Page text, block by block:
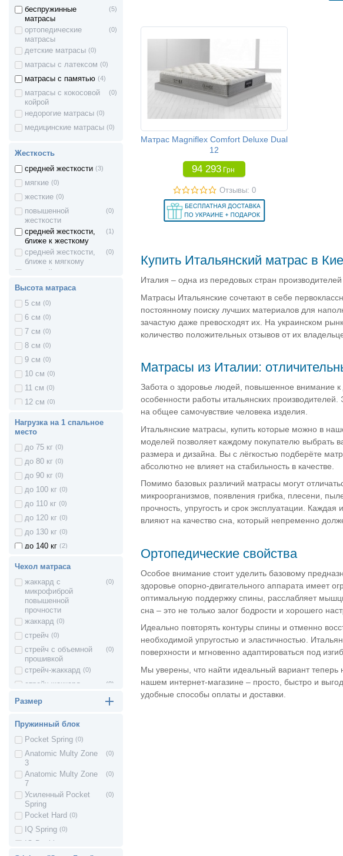
Матрасы Butterfly
Матрасы The Home
Матрасы Romance
Матрасы In Style
Матрасы Matroluxe
Матрасы Belsonno
Матрасы EMM
Матрасы Freedom
Матрасы Сонлайн
Матрасы Neolux Kids
Матрасы Сонель
Матрасы Regeneration
Матрасы King Mattresses
Матрасы Breckle
Матрасы Herbalis Kids
Матрасы Active
Матрасы Olympic
Матрасы ComFort
Матрасы Велам
Матрасы American Dream
Матрасы Шанс
Матрасы Ortomed
Матрасы Italflex
Матрасы Dormisan
Матрасы Doctor Health
Матрасы Sleep&Fly Fitness
Матрасы Sleep&Fly Silver
Edition
Матрасы Naturelle
Матрасы Shine
Матрасы Верес
Противопролежневые
матрасы
беспружинные
матрасы
(5)
ортопедические
матрасы
(0)
детские матрасы (0)
матрасы с латексом (0)
матрасы с памятью (4)
матрасы с кокосовой
койрой
(0)
недорогие матрасы (0)
медицинские матрасы (0)
Жесткость
средней жесткости (3)
мягкие (0)
жесткие (0)
повышенной
жесткости
(0)
средней жесткости,
ближе к жесткому
(1)
средней жесткости,
ближе к мягкому
(0)
другой жесткий
с одной стороны
средняя жесткость, с
другой мягкий
с одной стороны
жесткий, с другой
с одной стороны
жесткий, с другой
с одной стороны
жесткий, с другой
ближе к жесткому
с одной стороны
другой средняя
жесткость ближе к
Высота матраса
5 см (0)
6 см (0)
7 см (0)
8 см (0)
9 см (0)
10 см (0)
11 см (0)
12 см (0)
14 см
15 см
16 см
17 см
18 см (0)
19 см (0)
20 см (0)
21 см (0)
22 см (1)
24 см (0)
25 см (1)
26 см (0)
27 см (0)
(1)
29 см
30 см
31 см (0)
32 см (0)
33 см
35 см (0)
36 см (0)
Нагрузка на 1 спальное
место
до 75 кг (0)
до 80 кг (0)
до 90 кг (0)
до 100 кг (0)
до 110 кг (0)
до 120 кг (0)
до 130 кг (0)
до 140 кг (2)
до 170 кг (0)
до 180 кг (1)
до 200 кг
Неограниченная
нагрузка
Чехол матраса
жаккард с
микрофиброй
повышенной
прочности
(0)
жаккард (0)
стрейч (0)
стрейч с объемной
прошивкой
(0)
стрейч-жаккард (0)
стрейч-жаккард
(0)
стрейч-трикотаж
стрейч - Lotos Silk
Fabric
жаккард х/б (0)
трикотаж (0)
хлопок
хлопок + эластан
хлопок +
мериносовая шерсть
(0)
хлопок + полиэстер
Стрейч Floral delux
Размер
Пружинный блок
Pocket Spring (0)
Anatomic Multy Zone
3
(0)
Anatomic Multy Zone
7
(0)
Усиленный Pocket
Spring
(0)
Pocket Hard (0)
IQ Spring (0)
Матрас Magniflex Comfort Deluxe Dual
12
94 293 Грн
Отзывы: 0
Купить Итальянский матрас в
Италия – одна из передовых стран
Матрасы Итальянские сочетают в себе
постоянному поиску лучших материалов для
зачастую даже превосходят их. На украинском
количество положительных отзывов от их
Матрасы из Италии:
Забота о здоровье людей, повышенное внимание к
особенности работы итальянских
на общее самочувствие человека изделия.
Итальянские матрасы, купить которые можно в
моделей позволяет каждому покупателю выбрать
размера и дизайна. Вы с лёгкостью подберёте
абсолютно не влияет на стабильность в качестве.
Помимо базовых различий матрасы могут
микроорганизмов, появления грибка, плесени,
прочность, упругость и срок эксплуатации.
влияют на качество сна, который непременно
Ортопедические свойства
Особое внимание стоит уделить базовому
здоровье опорно-двигательного аппарата имеет
оптимальную поддержку спины, расслабляет
сна – это не только залог бодрости и хорошего
Идеально повторять контуры спины и отменно
необходимой упругостью и эластичностью.
поверхности и мгновенно адаптироваться под
Мы уверены, что найти идеальный вариант теперь
нашем интернет-магазине – просто, быстро и
удобные способы оплаты и доставки.